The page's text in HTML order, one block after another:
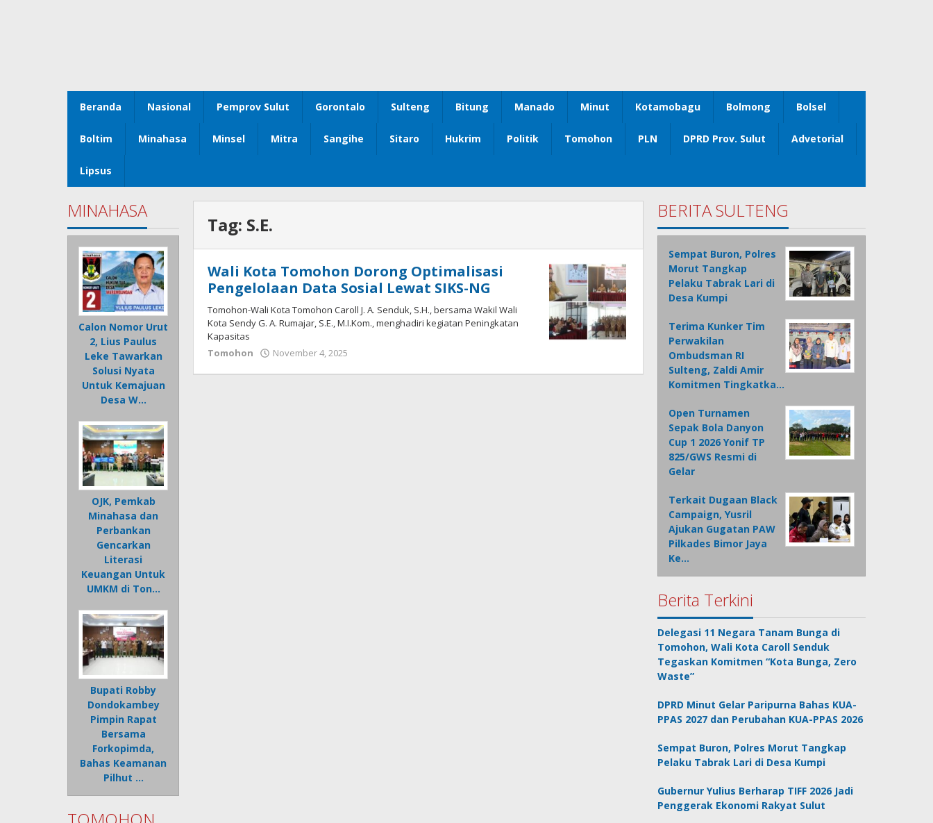
Beranda Nasional Pemprov Sulut Gorontalo Sulteng Bitung Manado Minut Kotamobagu Bolmong Bolsel
Boltim Minahasa Minsel Mitra Sangihe Sitaro Hukrim Politik Tomohon PLN DPRD Prov. Sulut Advetorial
Lipsus
MINAHASA
Calon Nomor Urut
2, Lius Paulus
Leke Tawarkan
Solusi Nyata
Untuk Kemajuan
Desa W…
OJK, Pemkab
Minahasa dan
Perbankan
Gencarkan
Literasi
Keuangan Untuk
UMKM di Ton…
Bupati Robby
Dondokambey
Pimpin Rapat
Bersama
Forkopimda,
Bahas Keamanan
Pilhut …
Tag: S.E.
Wali Kota Tomohon Dorong Optimalisasi
Pengelolaan Data Sosial Lewat SIKS-NG
Tomohon-Wali Kota Tomohon Caroll J. A. Senduk, S.H., bersama Wakil Wali
Kota Sendy G. A. Rumajar, S.E., M.I.Kom., menghadiri kegiatan Peningkatan
Kapasitas
Tomohon
November 4, 2025
BERITA SULTENG
Sempat Buron, Polres
Morut Tangkap
Pelaku Tabrak Lari di
Desa Kumpi
Terima Kunker Tim
Perwakilan
Ombudsman RI
Sulteng, Zaldi Amir
Komitmen Tingkatka…
Open Turnamen
Sepak Bola Danyon
Cup 1 2026 Yonif TP
825/GWS Resmi di
Gelar
Terkait Dugaan Black
Campaign, Yusril
Ajukan Gugatan PAW
Pilkades Bimor Jaya
Ke…
Berita Terkini
Delegasi 11 Negara Tanam Bunga di
Tomohon, Wali Kota Caroll Senduk
Tegaskan Komitmen “Kota Bunga, Zero
Waste”
DPRD Minut Gelar Paripurna Bahas KUA-
PPAS 2027 dan Perubahan KUA-PPAS 2026
Sempat Buron, Polres Morut Tangkap
Pelaku Tabrak Lari di Desa Kumpi
Gubernur Yulius Berharap TIFF 2026 Jadi
Penggerak Ekonomi Rakyat Sulut